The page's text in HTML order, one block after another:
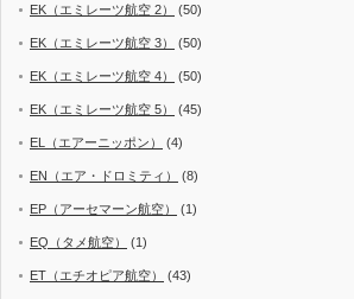
EK（エミレーツ航空 2） (50)
EK（エミレーツ航空 3） (50)
EK（エミレーツ航空 4） (50)
EK（エミレーツ航空 5） (45)
EL（エアーニッポン） (4)
EN（エア・ドロミティ） (8)
EP（アーセマーン航空） (1)
EQ（タメ航空） (1)
ET（エチオピア航空） (43)